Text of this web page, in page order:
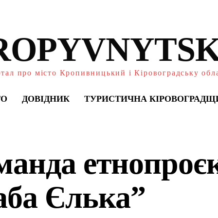
про місто Кропивницький і Кіровоградську
ДОВІДНИК ТУРИСТИЧНА
Єлька”